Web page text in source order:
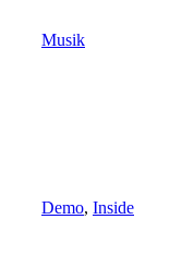
Musik
Demo, Inside